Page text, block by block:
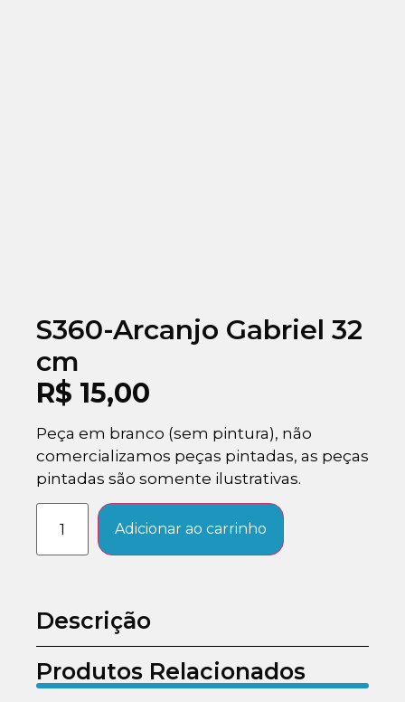
S360-Arcanjo Gabriel 32
cm
R$ 15,00
Peça em branco (sem pintura), não
comercializamos peças pintadas, as peças
pintadas são somente ilustrativas.
Adicionar ao carrinho
Descrição
Produtos Relacionados